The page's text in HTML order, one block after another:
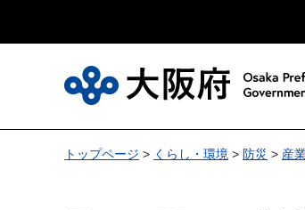
トップページ > くらし・環境 > 防災 > 産